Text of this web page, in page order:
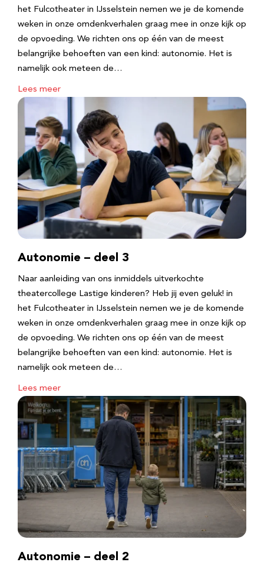
het Fulcotheater in IJsselstein nemen we je de komende
weken in onze omdenkverhalen graag mee in onze kijk op
de opvoeding. We richten ons op één van de meest
belangrijke behoeften van een kind: autonomie. Het is
namelijk ook meteen de…
Lees meer
Autonomie – deel 3
Naar aanleiding van ons inmiddels uitverkochte
theatercollege Lastige kinderen? Heb jij even geluk! in
het Fulcotheater in IJsselstein nemen we je de komende
weken in onze omdenkverhalen graag mee in onze kijk op
de opvoeding. We richten ons op één van de meest
belangrijke behoeften van een kind: autonomie. Het is
namelijk ook meteen de…
Lees meer
Autonomie – deel 2